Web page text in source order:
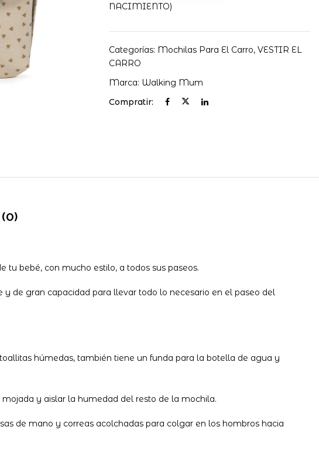
NACIMIENTO)
Categorías: Mochilas Para El Carro,VESTIR EL
CARRO
Marca: Walking Mum
Compratir:
bebé, con mucho estilo, a todos sus paseos.
de gran capacidad para llevar todo lo necesario en el paseo del
húmedas, también tiene un funda para la botella de agua y
y aislar la humedad del resto de la mochila.
de mano y correas acolchadas para colgar en los hombros hacia